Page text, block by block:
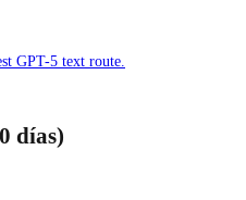
GPT-5 text route.
días)